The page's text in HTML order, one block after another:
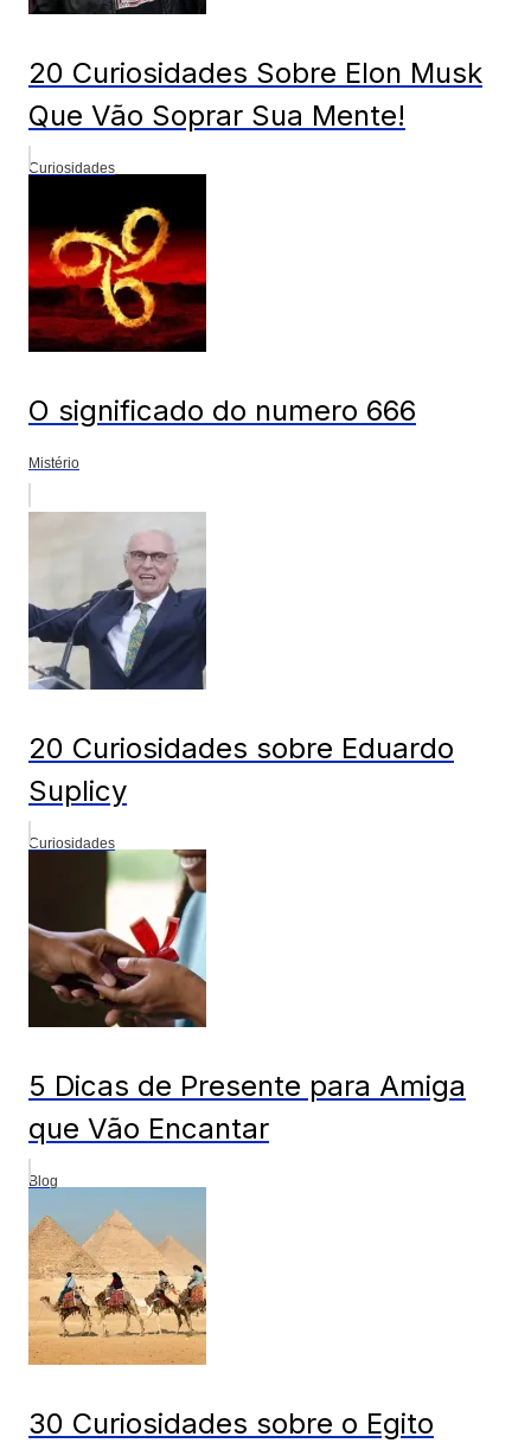
20 Curiosidades Sobre Elon Musk
Que Vão Soprar Sua Mente!
Curiosidades
O significado do numero 666
Mistério
20 Curiosidades sobre Eduardo
Suplicy
Curiosidades
5 Dicas de Presente para Amiga
que Vão Encantar
Blog
30 Curiosidades sobre o Egito